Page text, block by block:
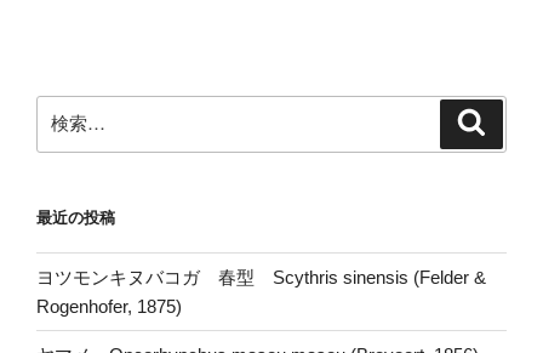
索:
最近の投稿
ヨツモンキヌバコガ 春型 Scythris sinensis (Felder &
Rogenhofer, 1875)